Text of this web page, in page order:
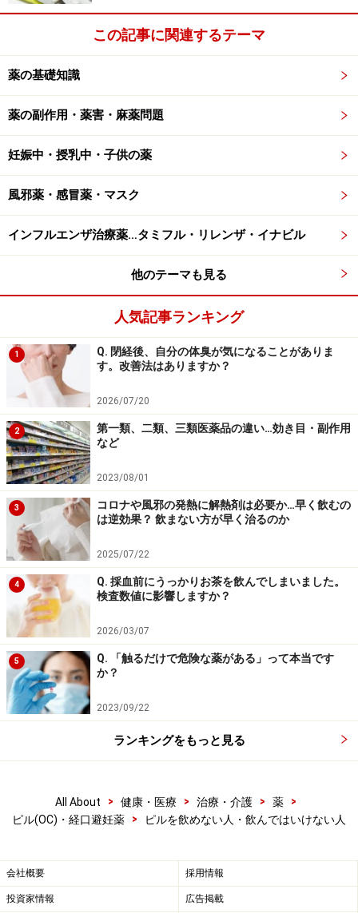
思春期前の方、重症の肝障害、肝腫瘍のある方、脂質代
謝異常、重度の高血圧、難しい病名になりますが、抗リ
ン脂質抗体症候群の人や耳硬化症の方もピル服薬はでき
ません。
ピル服薬時は年齢や家族歴、既往歴も確認
また、ピルを処方できないほどひどくはなくても、血栓
な人も注意が必要です。
房にしこりのある人、喫煙者、肥満、家族に血栓症にか
かったことがある人がいる人、軽い高血圧（妊娠中高血
圧も含む）、糖尿病またはその疑い、軽い肝障害のある
人、心臓、腎臓の病気がある人、また、過去にこれらの
病気にかかったことがある人です。参考までにですが、
ポルフィリン症、てんかんのある人、テタニーのある人
も注意が必要です。詳しくは担当医とよく相談してくだ
さい
ピルの服薬禁忌や副作用については、「ピルの副作用、
ピルを飲んではいけない人
あわせてご覧ください。
【関連記事】
40代からのピルの注意点…避妊・副作用など知って
おきたい基礎知識
ピルの効果・飲み方・種類・値段の目安
ピルの飲み忘れ時の対処法…1日24時間が分かれ目
生理を遅らせる方法…ピルの飲み方・ピル以外の方
法
意点
い。
※当サイトにおける医師・医療従事者等による情報の提供は、診
断・治療行為ではありません。診断・治療を必要とする方は、適
この記事に関連するテーマ
薬の基礎知識
薬の副作用・薬害・麻薬問題
妊娠中・授乳中・子供の薬
風邪薬・感冒薬・マスク
インフルエンザ治療薬…タミフル・リレンザ・イナビル
他のテーマも見る
人気記事ランキング
1
Q. 閉経後、自分の体臭が気になることがありま
す。改善法はありますか？
2026/07/20
2
第一類、二類、三類医薬品の違い…効き目・副作用
など
2023/08/01
3
コロナや風邪の発熱に解熱剤は必要か…早く飲むの
は逆効果？ 飲まない方が早く治るのか
2025/07/22
4
Q. 採血前にうっかりお茶を飲んでしまいました。
検査数値に影響しますか？
2026/03/07
5
Q. 「触るだけで危険な薬がある」って本当です
か？
2023/09/22
ランキングをもっと見る
All About > 健康・医療 > 治療・介護 > 薬
>
ピル(OC)・経口避妊薬
> ピルを飲めない人・飲んではいけない人
会社概要 採用情報
投資家情報 広告掲載